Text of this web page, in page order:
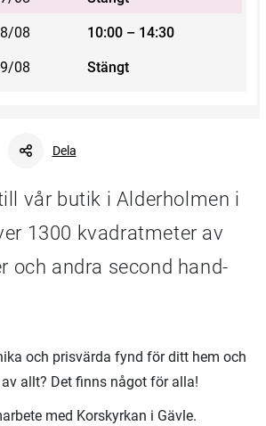
Dela
vår butik i Alderholmen i
1300 kvadratmeter av
och andra second hand-
och prisvärda fynd för ditt hem och
allt? Det finns något för alla!
med Korskyrkan i Gävle.
08 10:00 – 14:30
08 Stängt